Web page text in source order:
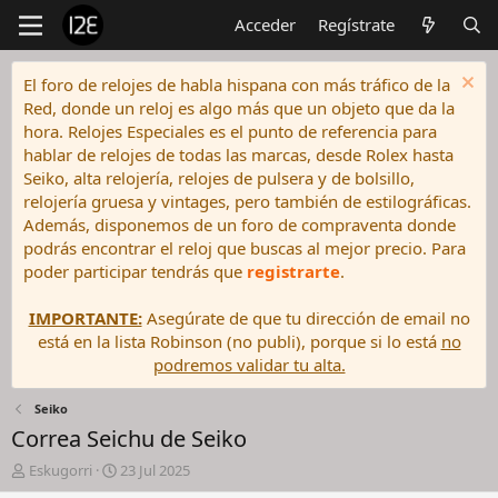
Acceder Regístrate
El foro de relojes de habla hispana con más tráfico de la
Red, donde un reloj es algo más que un objeto que da la
hora. Relojes Especiales es el punto de referencia para
hablar de relojes de todas las marcas, desde Rolex hasta
Seiko, alta relojería, relojes de pulsera y de bolsillo,
relojería gruesa y vintages, pero también de estilográficas.
Además, disponemos de un foro de compraventa donde
podrás encontrar el reloj que buscas al mejor precio. Para
poder participar tendrás que registrarte.
IMPORTANTE:Asegúrate de que tu dirección de email no
está en la lista Robinson (no publi), porque si lo está no
podremos validar tu alta.
Seiko
Correa Seichu de Seiko
I
n
Eskugorri
F
e
23 Jul 2025